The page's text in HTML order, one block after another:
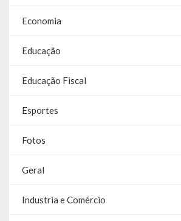
Publicações
Relatório Anual de Gestão
Editais de Concursos/Processos Seletivos
Economia
Educação
Educação Fiscal
Esportes
Fotos
Geral
Industria e Comércio